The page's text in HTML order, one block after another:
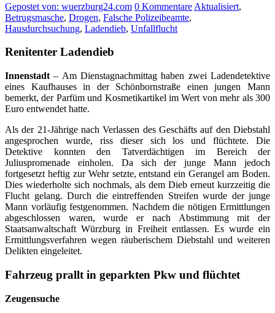
Gepostet von: wuerzburg24.com 0 Kommentare Aktualisiert,
Betrugsmasche, Drogen, Falsche Polizeibeamte,
Hausdurchsuchung, Ladendieb, Unfallflucht
Renitenter Ladendieb
Innenstadt – Am Dienstagnachmittag haben zwei Ladendetektive
eines Kaufhauses in der Schönbornstraße einen jungen Mann
bemerkt, der Parfüm und Kosmetikartikel im Wert von mehr als 300
Euro entwendet hatte.
Als der 21-Jährige nach Verlassen des Geschäfts auf den Diebstahl
angesprochen wurde, riss dieser sich los und flüchtete. Die
Detektive konnten den Tatverdächtigen im Bereich der
Juliuspromenade einholen. Da sich der junge Mann jedoch
fortgesetzt heftig zur Wehr setzte, entstand ein Gerangel am Boden.
Dies wiederholte sich nochmals, als dem Dieb erneut kurzzeitig die
Flucht gelang. Durch die eintreffenden Streifen wurde der junge
Mann vorläufig festgenommen. Nachdem die nötigen Ermittlungen
abgeschlossen waren, wurde er nach Abstimmung mit der
Staatsanwaltschaft Würzburg in Freiheit entlassen. Es wurde ein
Ermittlungsverfahren wegen räuberischem Diebstahl und weiteren
Delikten eingeleitet.
Fahrzeug prallt in geparkten Pkw und flüchtet
Zeugensuche